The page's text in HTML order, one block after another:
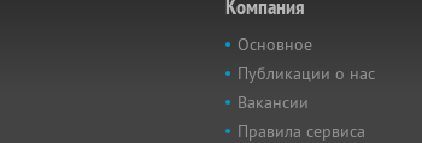
Компания
Основное
Публикации о нас
Вакансии
Правила сервиса